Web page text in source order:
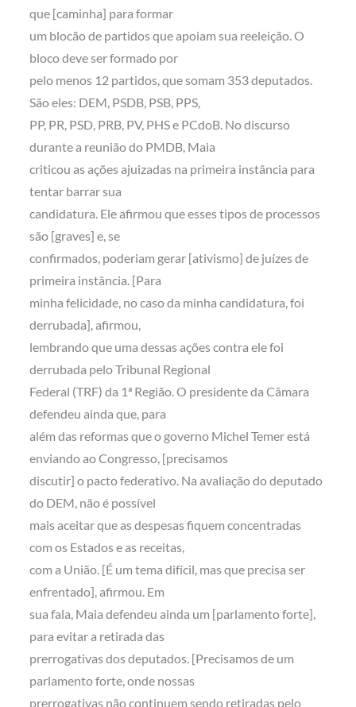
que [caminha] para formar
um blocão de partidos que apoiam sua reeleição. O
bloco deve ser formado por
pelo menos 12 partidos, que somam 353 deputados.
São eles: DEM, PSDB, PSB, PPS,
PP, PR, PSD, PRB, PV, PHS e PCdoB. No discurso
durante a reunião do PMDB, Maia
criticou as ações ajuizadas na primeira instância para
tentar barrar sua
candidatura. Ele afirmou que esses tipos de processos
são [graves] e, se
confirmados, poderiam gerar [ativismo] de juízes de
primeira instância. [Para
minha felicidade, no caso da minha candidatura, foi
derrubada], afirmou,
lembrando que uma dessas ações contra ele foi
derrubada pelo Tribunal Regional
Federal (TRF) da 1ª Região. O presidente da Câmara
defendeu ainda que, para
além das reformas que o governo Michel Temer está
enviando ao Congresso, [precisamos
discutir] o pacto federativo. Na avaliação do deputado
do DEM, não é possível
mais aceitar que as despesas fiquem concentradas
com os Estados e as receitas,
com a União. [É um tema difícil, mas que precisa ser
enfrentado], afirmou. Em
sua fala, Maia defendeu ainda um [parlamento forte],
para evitar a retirada das
prerrogativas dos deputados. [Precisamos de um
parlamento forte, onde nossas
prerrogativas não continuem sendo retiradas pelo